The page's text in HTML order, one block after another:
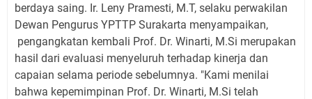
berdaya saing. Ir. Leny Pramesti, M.T, selaku perwakilan
Dewan Pengurus YPTTP Surakarta menyampaikan,
pengangkatan kembali Prof. Dr. Winarti, M.Si merupakan
hasil dari evaluasi menyeluruh terhadap kinerja dan
capaian selama periode sebelumnya. "Kami menilai
bahwa kepemimpinan Prof. Dr. Winarti, M.Si telah